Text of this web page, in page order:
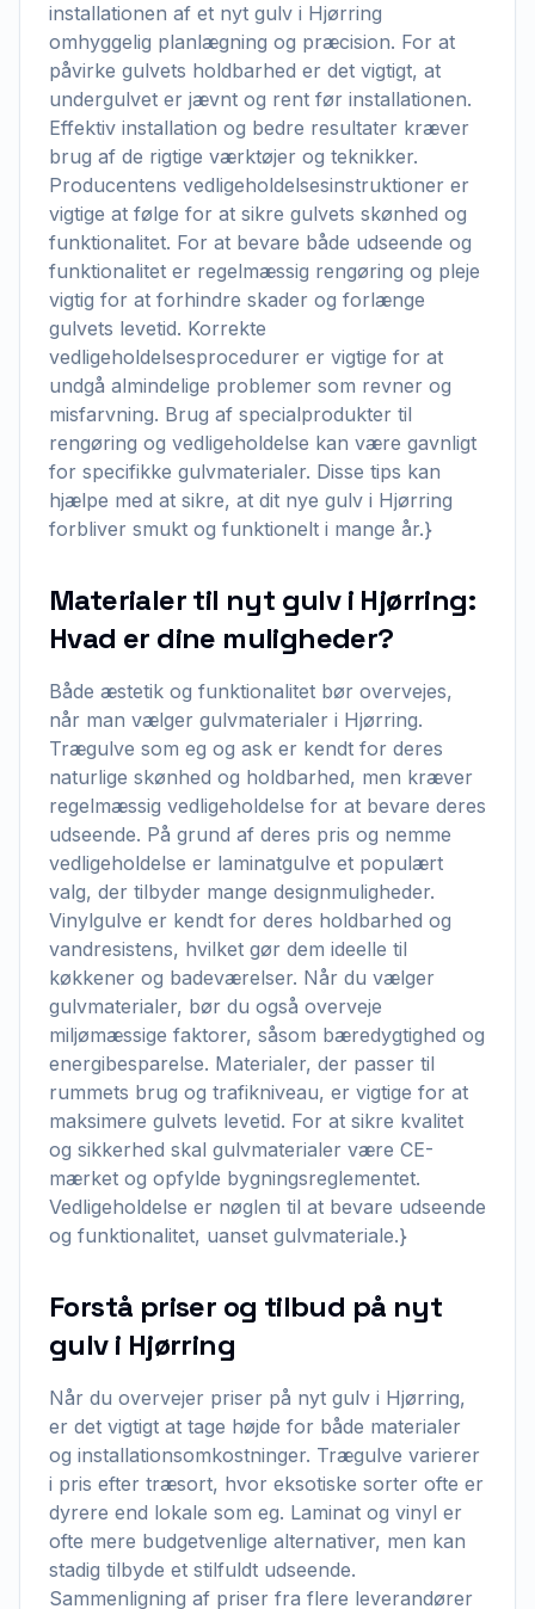
installationen af et nyt gulv i Hjørring
omhyggelig planlægning og præcision. For at
påvirke gulvets holdbarhed er det vigtigt, at
undergulvet er jævnt og rent før installationen.
Effektiv installation og bedre resultater kræver
brug af de rigtige værktøjer og teknikker.
Producentens vedligeholdelsesinstruktioner er
vigtige at følge for at sikre gulvets skønhed og
funktionalitet. For at bevare både udseende og
funktionalitet er regelmæssig rengøring og pleje
vigtig for at forhindre skader og forlænge
gulvets levetid. Korrekte
vedligeholdelsesprocedurer er vigtige for at
undgå almindelige problemer som revner og
misfarvning. Brug af specialprodukter til
rengøring og vedligeholdelse kan være gavnligt
for specifikke gulvmaterialer. Disse tips kan
hjælpe med at sikre, at dit nye gulv i Hjørring
forbliver smukt og funktionelt i mange år.}
Materialer til nyt gulv i Hjørring:
Hvad er dine muligheder?
Både æstetik og funktionalitet bør overvejes,
når man vælger gulvmaterialer i Hjørring.
Trægulve som eg og ask er kendt for deres
naturlige skønhed og holdbarhed, men kræver
regelmæssig vedligeholdelse for at bevare deres
udseende. På grund af deres pris og nemme
vedligeholdelse er laminatgulve et populært
valg, der tilbyder mange designmuligheder.
Vinylgulve er kendt for deres holdbarhed og
vandresistens, hvilket gør dem ideelle til
køkkener og badeværelser. Når du vælger
gulvmaterialer, bør du også overveje
miljømæssige faktorer, såsom bæredygtighed og
energibesparelse. Materialer, der passer til
rummets brug og trafikniveau, er vigtige for at
maksimere gulvets levetid. For at sikre kvalitet
og sikkerhed skal gulvmaterialer være CE-
mærket og opfylde bygningsreglementet.
Vedligeholdelse er nøglen til at bevare udseende
og funktionalitet, uanset gulvmateriale.}
Forstå priser og tilbud på nyt
gulv i Hjørring
Når du overvejer priser på nyt gulv i Hjørring,
er det vigtigt at tage højde for både materialer
og installationsomkostninger. Trægulve varierer
i pris efter træsort, hvor eksotiske sorter ofte er
dyrere end lokale som eg. Laminat og vinyl er
ofte mere budgetvenlige alternativer, men kan
stadig tilbyde et stilfuldt udseende.
Sammenligning af priser fra flere leverandører